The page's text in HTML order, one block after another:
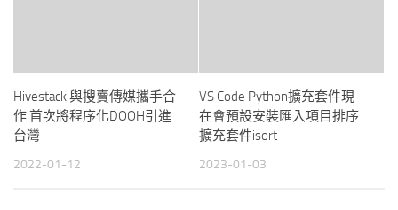
Hivestack 與搜賣傳媒攜手合
作 首次將程序化DOOH引進
台灣
2022-01-12
VS Code Python擴充套件現
在會預設安裝匯入項目排序
擴充套件isort
2023-01-03